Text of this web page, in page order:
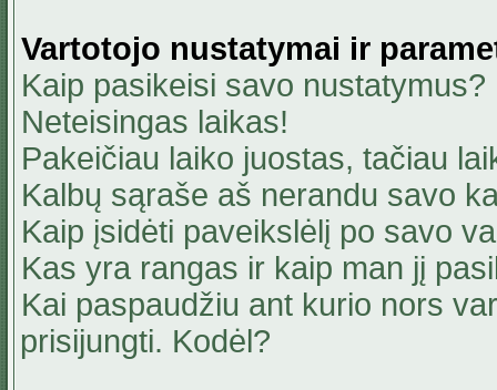
Vartotojo nustatymai ir
Kaip pasikeisi savo nustatymus?
Neteisingas laikas!
Pakeičiau laiko juostas, tačiau
Kalbų sąraše aš nerandu savo
Kaip įsidėti paveikslėlį po savo
Kas yra rangas ir kaip man jį
Kai paspaudžiu ant kurio nors
prisijungti. Kodėl?